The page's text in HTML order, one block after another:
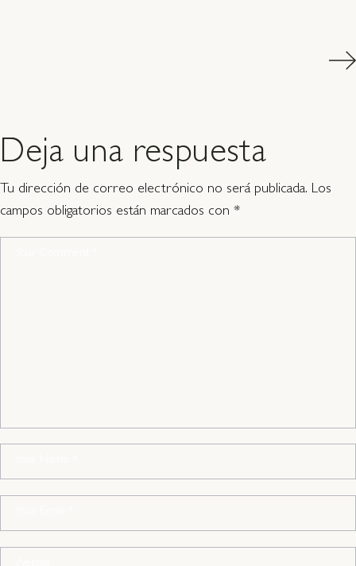
Deja una respuesta
Tu dirección de correo electrónico no será publicada. Los
campos obligatorios están marcados con *